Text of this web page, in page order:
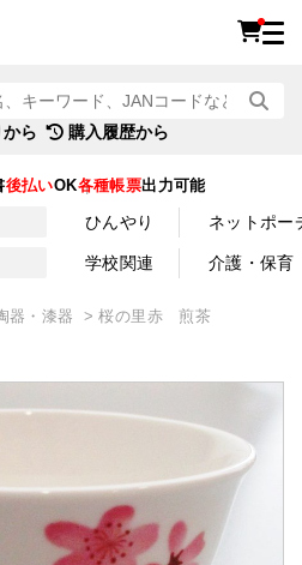
ら 購入履歴から
後払いOK各種帳票出力可能
ひんやり ネットポー
学校関連 介護・保育
器・漆器 桜の里赤 煎茶